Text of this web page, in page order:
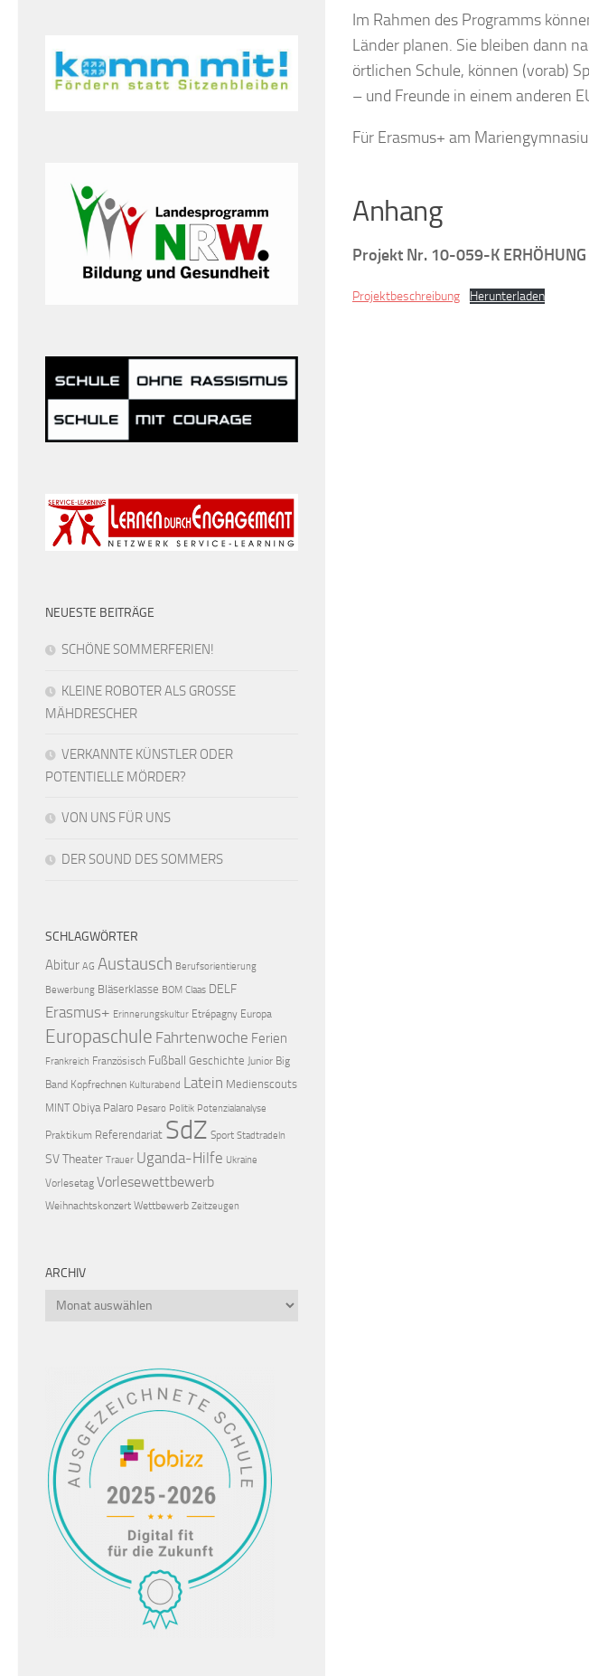
Im Rahmen des Programms
Länder planen. Sie bleiben dann
örtlichen Schule, können (vorab)
– und Freunde in einem anderen
Für Erasmus+ am
Anhang
Projekt Nr. 10-059-K ERHÖHUNG
Projektbeschreibung Herunterladen
NEUESTE BEITRÄGE
SCHÖNE SOMMERFERIEN!
KLEINE ROBOTER ALS GROSSE
MÄHDRESCHER
VERKANNTE KÜNSTLER ODER
POTENTIELLE MÖRDER?
VON UNS FÜR UNS
DER SOUND DES SOMMERS
SCHLAGWÖRTER
Abitur AG Austausch Berufsorientierung
Bewerbung Bläserklasse BOM Claas DELF
Erasmus+ Erinnerungskultur Etrépagny Europa
Europaschule Fahrtenwoche Ferien
Frankreich Französisch Fußball Geschichte Junior Big
Band Kopfrechnen Kulturabend Latein Medienscouts
MINT Obiya Palaro Pesaro Politik Potenzialanalyse
Praktikum Referendariat SdZ Sport Stadtradeln
SVTheater Trauer Uganda-Hilfe Ukraine
Vorlesetag Vorlesewettbewerb
Weihnachtskonzert Wettbewerb Zeitzeugen
ARCHIV